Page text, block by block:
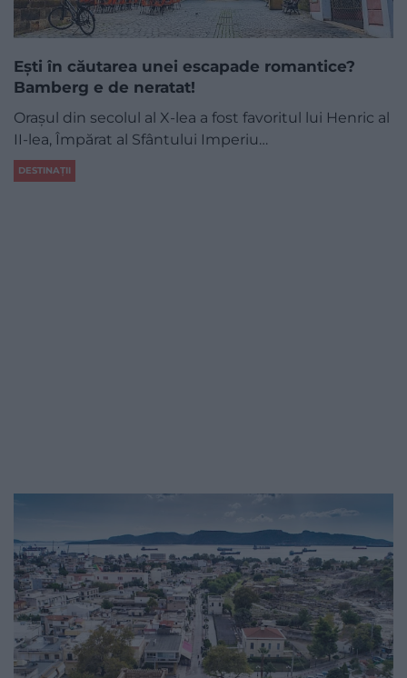
Ești în căutarea unei escapade romantice?
Bamberg e de neratat!
Orașul din secolul al X-lea a fost favoritul lui Henric al
II-lea, Împărat al Sfântului Imperiu…
DESTINAȚII